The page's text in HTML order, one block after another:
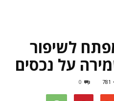
לשיפור
על נכסים
781
0